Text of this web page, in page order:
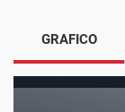
GRAFICO